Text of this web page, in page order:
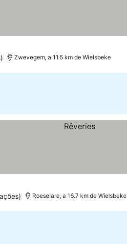
Zwevegem, a 11.5 km de Wielsbeke
Roeselare, a 16.7 km de Wielsbeke